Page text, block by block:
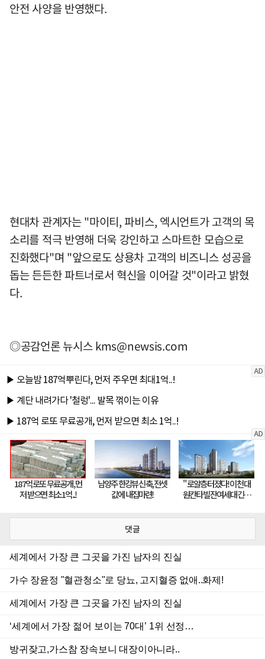
안전 사양을 반영했다.
현대차 관계자는 "마이티, 파비스, 엑시언트가 고객의 목
소리를 적극 반영해 더욱 강인하고 스마트한 모습으로
진화했다"며 "앞으로도 상용차 고객의 비즈니스 성공을
돕는 든든한 파트너로서 혁신을 이어갈 것"이라고 밝혔
다.
◎공감언론 뉴시스kms@newsis.com
댓글